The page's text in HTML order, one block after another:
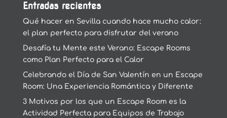
Entradas recientes
Qué hacer en Sevilla cuando hace mucho calor:
el plan perfecto para disfrutar del verano
Desafía tu Mente este Verano: Escape Rooms
como Plan Perfecto para el Calor
Celebrando el Día de San Valentín en un Escape
Room: Una Experiencia Romántica y Diferente
3 Motivos por los que un Escape Room es la
Actividad Perfecta para Equipos de Trabajo